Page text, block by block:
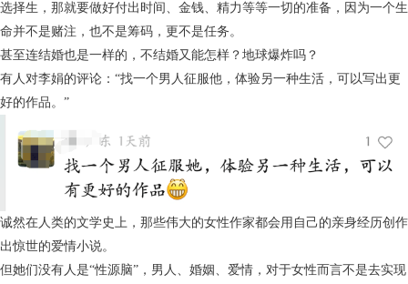
选择生，那就要做好付出时间、金钱、精力等等一切的准备，因为一个生
命并不是赌注，也不是筹码，更不是任务。
甚至连结婚也是一样的，不结婚又能怎样？地球爆炸吗？
有人对李娟的评论：“找一个男人征服他，体验另一种生活，可以写出更
好的作品。”
诚然在人类的文学史上，那些伟大的女性作家都会用自己的亲身经历创作
出惊世的爱情小说。
但她们没有人是“性源脑”，男人、婚姻、爱情，对于女性而言不是去实现